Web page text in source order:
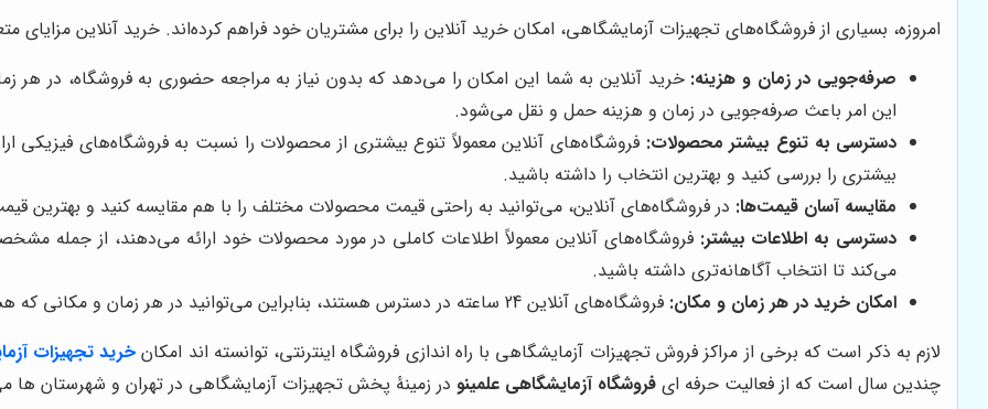
امروزه، بسیاری از فروشگاه‌های تجهیزات آزمایشگاهی، امکان خرید آنلاین را برای مشتریان خود فراهم کرده‌اند. خرید آنلاین مزایای
صرفه‌جویی در زمان و هزینه: خرید آنلاین به شما این امکان را می‌دهد که بدون نیاز به مراجعه حضوری به فروشگاه، در
این امر باعث صرفه‌جویی در زمان و هزینه حمل و نقل می‌شود.
دسترسی به تنوع بیشتر محصولات: فروشگاه‌های آنلاین معمولاً تنوع بیشتری از محصولات را نسبت به فروشگاه‌های فیزیکی
بیشتری را بررسی کنید و بهترین انتخاب را داشته باشید.
مقایسه آسان قیمت‌ها: در فروشگاه‌های آنلاین، می‌توانید به راحتی قیمت محصولات مختلف را با هم مقایسه کنید و بهترین
دسترسی به اطلاعات بیشتر: فروشگاه‌های آنلاین معمولاً اطلاعات کاملی در مورد محصولات خود ارائه می‌دهند، از جمله
می‌کند تا انتخاب آگاهانه‌تری داشته باشید.
امکان خرید در هر زمان و مکان: فروشگاه‌های آنلاین 24 ساعته در دسترس هستند، بنابراین می‌توانید در هر زمان و مکانی که هستید، خرید خود را انجام دهید.
لازم به ذکر است که برخی از مراکز فروش تجهیزات آزمایشگاهی با راه اندازی فروشگاه اینترنتی، توانسته اند امکان خرید تجهیزات
چندین سال است که از فعالیت حرفه ای فروشگاه آزمایشگاهی علمینو در زمینۀ پخش تجهیزات آزمایشگاهی در تهران و شهرستان ها